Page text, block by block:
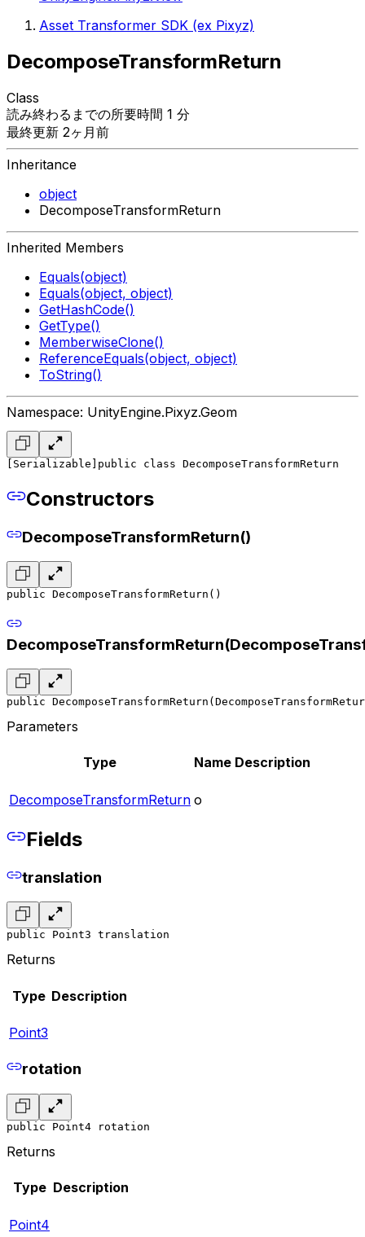
Asset Transformer SDK (ex Pixyz)
DecomposeTransformReturn
Class
読み終わるまでの所要時間 1 分
最終更新 2ヶ月前
Inheritance
object
DecomposeTransformReturn
Inherited Members
Equals(object)
Equals(object, object)
GetHashCode()
GetType()
MemberwiseClone()
ReferenceEquals(object, object)
ToString()
Namespace: UnityEngine.Pixyz.Geom
[Serializable] public class DecomposeTransformReturn
Constructors
DecomposeTransformReturn()
public DecomposeTransformReturn()
public
Parameters
Type Name Description
DecomposeTransformReturn o
Fields
translation
public Point3 translation
Returns
Type Description
Point3
rotation
public Point4 rotation
Returns
Type Description
Point4